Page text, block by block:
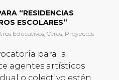
“RESIDENCIAS
ESCOLARES”
Educativos, Otros, Proyectos
para la
agentes artísticos
o colectivo estén